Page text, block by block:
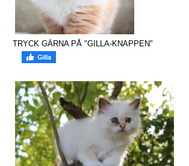
TRYCK GÄRNA PÅ "GILLA-KNAPPEN"